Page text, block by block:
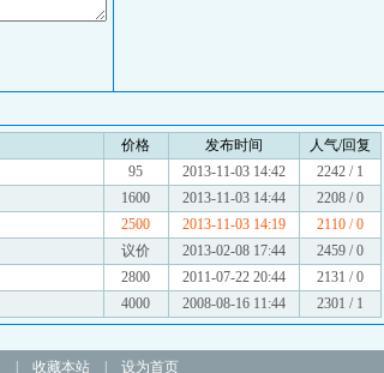
价格 发布时间
人气/回复
95 2013-11-03 14:42
2242 / 1
1600 2013-11-03 14:44
2208 / 0
2500 2013-11-03 14:19
2110 / 0
议价 2013-02-08 17:44
2459 / 0
2800 2011-07-22 20:44
2131 / 0
4000 2008-08-16 11:44 2301 / 1
收藏本站| 设为首页